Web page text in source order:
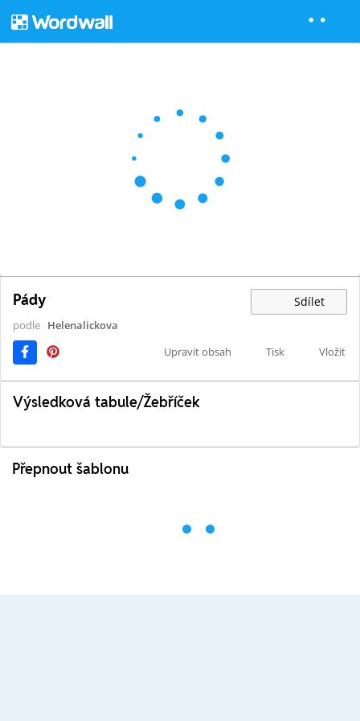
Pády Sdílet
podle Helenalickova
Upravit obsah
Tisk Vložit
Výsledková tabule/Žebříček
Přepnout šablonu